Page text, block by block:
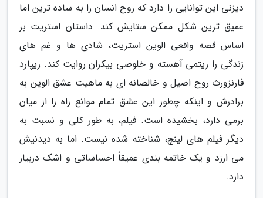
دیزنی این توانایی را دارد که روح انسان را به ساده ترین اما
عمیق ترین شکل ممکن ستایش کند. داستان استریت بر
اساس قصه واقعی الوین استریت، شادی ها و غم های
زندگی را ریتمی آهسته و خلوصی بیکران روایت کند. ریپارد
فارنزورث روح اصیل و خالصانه ای به ماهیت عشق الوین به
برادرش و اینکه چطور این عشق تمام موانع راه را از میان
برمی دارد، بخشیده است. فیلم، به طور کلی و نسبت به
دیگر فیلم های لینچ، شناخته شده نیست. اما به دیدنیش
می ارزد و یک خاتمه بندی عمیقاً احساساتی و اشک دربیار
دارد.